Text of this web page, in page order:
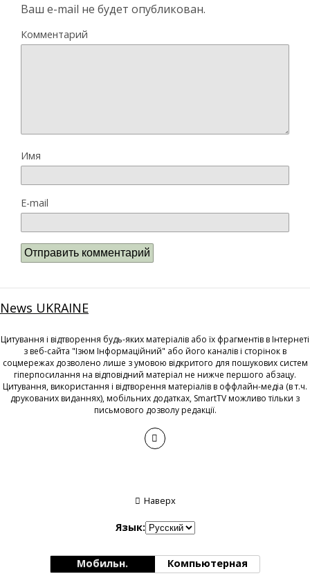
Ваш e-mail не будет опубликован.
Комментарий
Имя
E-mail
News UKRAINE
Цитування і відтворення будь-яких матеріалів або їх фрагментів в Інтернеті
з веб-сайта "Ізюм Інформаційний" або його каналів і сторінок в
соцмережах дозволено лише з умовою відкритого для пошукових систем
гіперпосилання на відповідний матеріал не нижче першого абзацу.
Цитування, використання і відтворення матеріалів в оффлайн-медіа (в т.ч.
друкованих виданнях), мобільних додатках, SmartTV можливо тільки з
письмового дозволу редакції.
Наверх
Язык:
Мобильн. Компьютерная